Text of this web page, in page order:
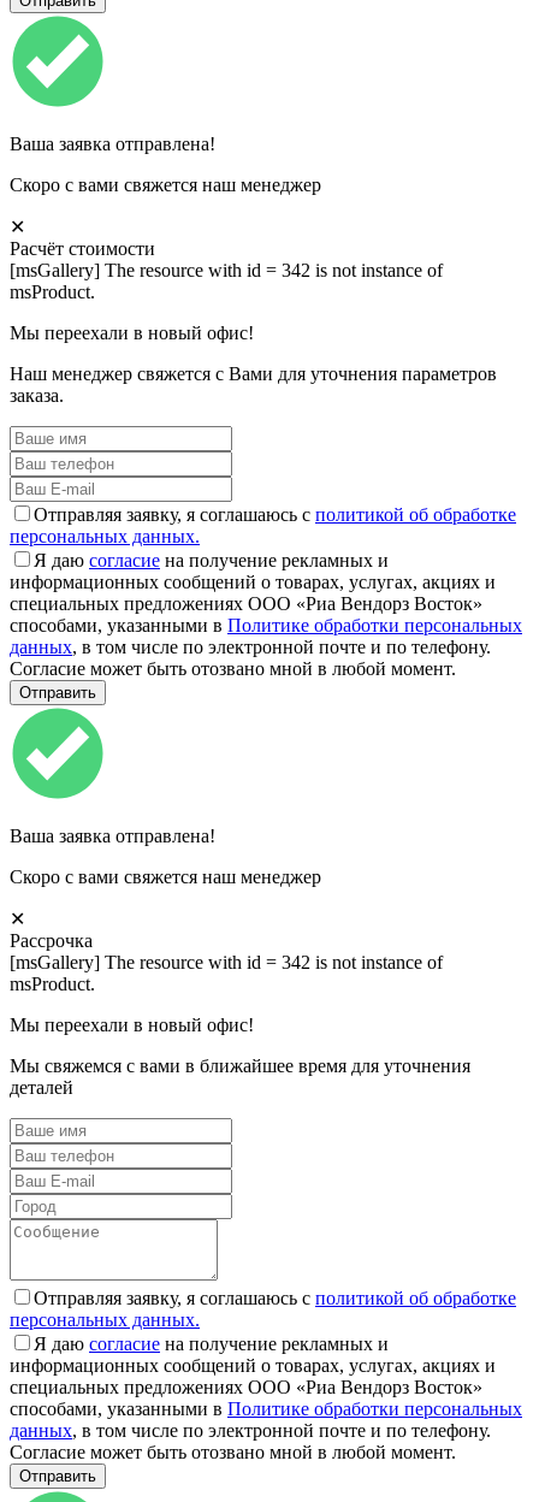
Ваша заявка отправлена!
Скоро с вами свяжется наш менеджер
✕
Расчёт стоимости
[msGallery] The resource with id = 342 is not instance of
msProduct.
Мы переехали в новый офис!
Наш менеджер свяжется с Вами для уточнения параметров
заказа.
Отправляя заявку, я соглашаюсь с политикой об обработке
персональных данных.
Я даю согласие на получение рекламных и
информационных сообщений о товарах, услугах, акциях и
специальных предложениях ООО «Риа Вендорз Восток»
способами, указанными в Политике обработки персональных
данных, в том числе по электронной почте и по телефону.
Согласие может быть отозвано мной в любой момент.
Ваша заявка отправлена!
Скоро с вами свяжется наш менеджер
✕
Рассрочка
[msGallery] The resource with id = 342 is not instance of
msProduct.
Мы переехали в новый офис!
Мы свяжемся с вами в ближайшее время для уточнения
деталей
Отправляя заявку, я соглашаюсь с политикой об обработке
персональных данных.
Я даю согласие на получение рекламных и
информационных сообщений о товарах, услугах, акциях и
специальных предложениях ООО «Риа Вендорз Восток»
способами, указанными в Политике обработки персональных
данных, в том числе по электронной почте и по телефону.
Согласие может быть отозвано мной в любой момент.